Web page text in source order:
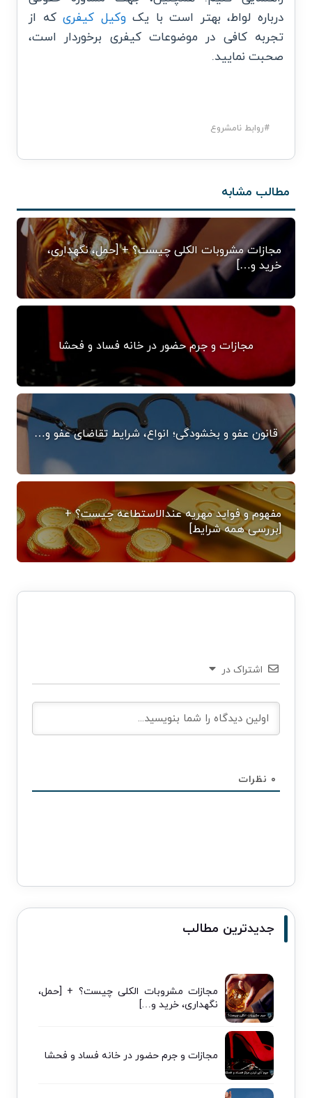
درباره لواط، بهتر است با یکوکیل کیفریکه از
تجربه کافی در موضوعات کیفری برخوردار است،
صحبت نمایید.
#روابط نامشروع
مطالب مشابه
مجازات مشروبات الکلی چیست؟ + [حمل، نگهداری،
خرید و…]
مجازات و جرم حضور در خانه فساد و فحشا
قانون عفو و بخشودگی؛ انواع، شرایط تقاضای عفو و…
مفهوم و فواید مهریه عندالاستطاعه چیست؟ +
[بررسی همه شرایط]
اشتراک در
۰ نظرات
جدیدترین مطالب
مجازات مشروبات الکلی چیست؟ + [حمل،
نگهداری، خرید و…]
مجازات و جرم حضور در خانه فساد و فحشا